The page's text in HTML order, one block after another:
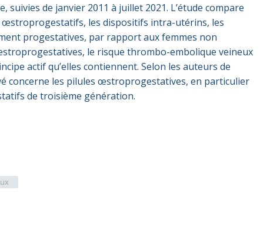
suivies de janvier 2011 à juillet 2021. L’étude compare
œstroprogestatifs, les dispositifs intra-utérins, les
progestatives, par rapport aux femmes non
le risque thrombo-embolique veineux
actif qu’elles contiennent. Selon les auteurs de
concerne les pilules œstroprogestatives, en particulier
de troisième génération.